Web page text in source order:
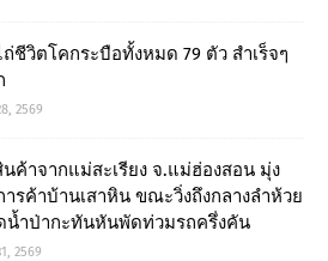
ชีวิตโคกระบือทั้งหมด 79 ตัว สำเร็จๆ
2569
ค้าจากแม่สะเรียง จ.แม่ฮ่องสอน มุ่ง
รค้าบ้านเสาหิน ขณะวิ่งถึงกลางลำห้วย
น้ำป่ากะทันหันพัดท่วมรถครึ่งคัน
2569